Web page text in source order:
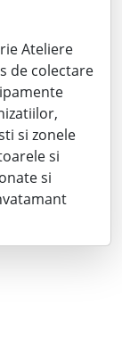
Ateliere
de colectare
si zonele
si
si